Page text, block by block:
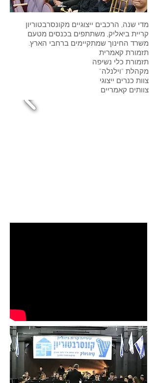
מדי שנה, הרכבים ייצוגיים מקונסרבטוריון
קריית ביאליק, משתתפים בכנסים מטעם
משרד החינוך שמתקיימים ברחבי הארץ.
תזמורת קאמרית
תזמורת כלי נשיפה
מקהלת "וילנלה"
צוות כנרים ייצוגי
צוותים קאמריים